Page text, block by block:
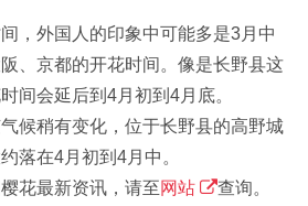
，外国人的印象中可能多是3月中
、京都的开花时间。像是长野县这
间会延后到4月初到4月底。
候稍有变化，位于长野县的高野城
落在4月初到4月中。
花最新资讯，请至网站 查询。